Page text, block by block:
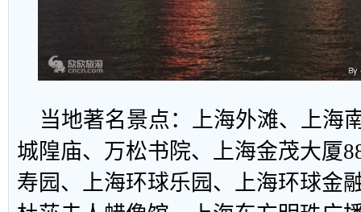
当地著名景点：上海外滩、上海
城隍庙、万松书院、上海金茂大厦
寿园、上海环球乐园、上海环球金